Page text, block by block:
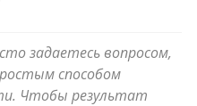
задаетесь вопросом,
способом
Чтобы результат